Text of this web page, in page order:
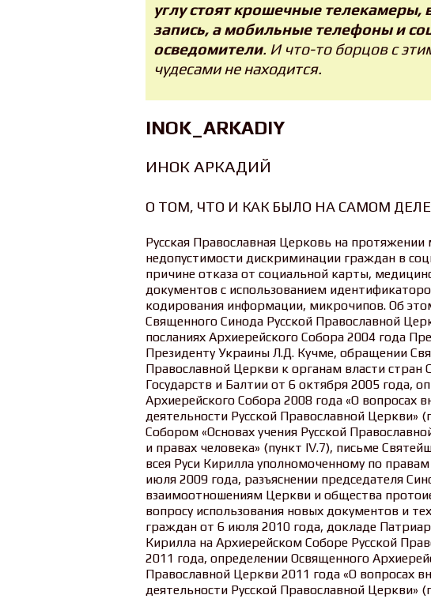
углу стоят крошечные
запись, а мобильные телефоны и
осведомители. И что-то борцов с
чудесами не находится.
INOK_ARKADIY
ИНОК АРКАДИЙ
О ТОМ, ЧТО И КАК БЫЛО НА САМОМ
Русская Православная Церковь на протяжении
недопустимости дискриминации граждан в
причине отказа от социальной карты,
документов с использованием
кодирования информации, микрочипов. Об
Священного Синода Русской Православной
посланиях Архиерейского Собора 2004 года
Президенту Украины Л.Д. Кучме, обращении
Православной Церкви к органам власти стран
Государств и Балтии от 6 октября 2005 года,
Архиерейского Собора 2008 года «О вопросах
деятельности Русской Православной Церкви»
Собором «Основах учения Русской
и правах человека» (пункт IV.7), письме
всея Руси Кирилла уполномоченному по
июля 2009 года, разъяснении председателя
взаимоотношениям Церкви и общества
вопросу использования новых документов и
граждан от 6 июля 2010 года, докладе
Кирилла на Архиерейском Соборе Русской
2011 года, определении Освященного
Православной Церкви 2011 года «О вопросах
деятельности Русской Православной Церкви»